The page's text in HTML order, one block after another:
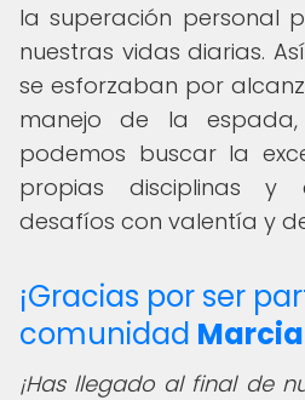
la superación personal
nuestras vidas diarias.
se esforzaban por
manejo de la espada,
podemos buscar la
propias disciplinas y
desafíos con valentía y
¡Gracias por ser
comunidad
¡Has llegado al final de